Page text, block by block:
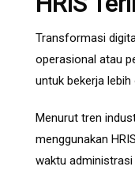
Transformasi
operasional atau
untuk bekerja
Menurut tren
menggunakan
waktu administrasi